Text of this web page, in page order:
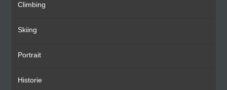
Climbing
Skiing
Portrait
Historie